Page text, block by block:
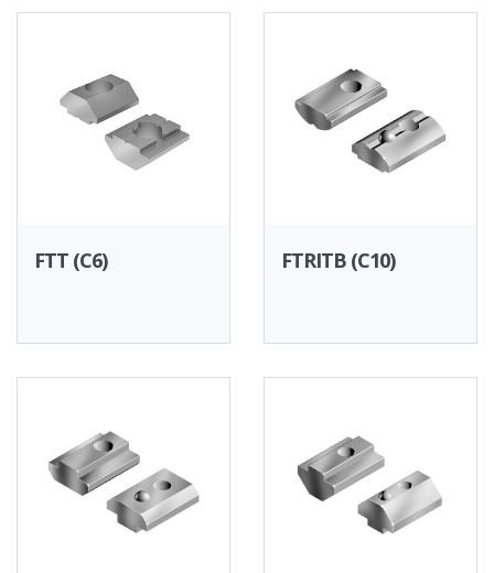
FTT (C6) FTRITB (C10)